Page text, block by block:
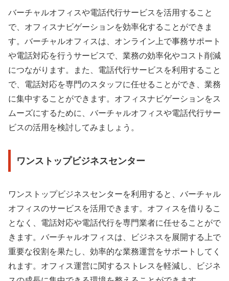
バーチャルオフィスや電話代行サービスを活用すること
で、オフィスナビゲーションを効率化することができま
す。バーチャルオフィスは、オンライン上で事務サポート
や電話対応を行うサービスで、業務の効率化やコスト削減
につながります。また、電話代行サービスを利用すること
で、電話対応を専門のスタッフに任せることができ、業務
に集中することができます。オフィスナビゲーションをス
ムーズにするために、バーチャルオフィスや電話代行サー
ビスの活用を検討してみましょう。
ワンストップビジネスセンター
ワンストップビジネスセンターを利用すると、バーチャル
オフィスのサービスを活用できます。オフィスを借りるこ
となく、電話対応や電話代行を専門業者に任せることがで
きます。バーチャルオフィスは、ビジネスを展開する上で
重要な役割を果たし、効率的な業務運営をサポートしてく
れます。オフィス運営に関するストレスを軽減し、ビジネ